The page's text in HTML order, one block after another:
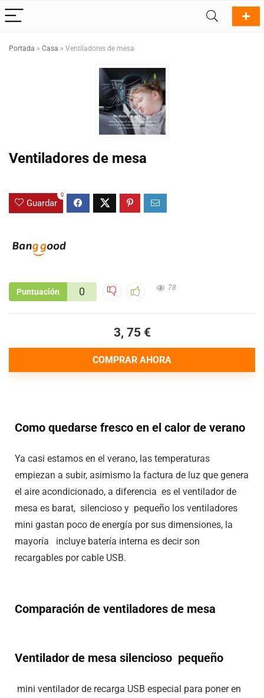
Portada » Casa » Ventiladores de mesa
Ventiladores de mesa
Guardar
0
Puntuación 0 78
3, 75 €
COMPRAR AHORA
Como quedarse fresco en el calor de verano
Ya casi estamos en el verano, las temperaturas
empiezan a subir, asimismo la factura de luz que genera
el aire acondicionado, a diferencia es el ventilador de
mesa es barat, silencioso y pequeño los ventiladores
mini gastan poco de energía por sus dimensiones, la
mayoría incluye batería interna es decir son
recargables por cable USB.
Comparación de ventiladores de mesa
Ventilador de mesa silencioso pequeño
mini ventilador de recarga USB especial para poner en